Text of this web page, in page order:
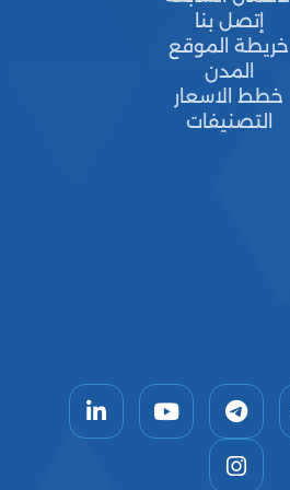
إتصل بنا
خريطة الموقع
المدن
خطط الاسعار
التصنيفات